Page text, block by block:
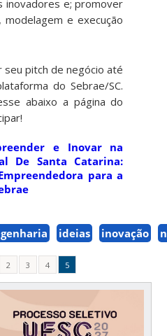
inovadores e; promover
e execução
pitch de negócio até
do Sebrae/SC.
abaixo a página do
e Inovar na
De Santa Catarina:
para a
ideias inovação
2 3 4 5